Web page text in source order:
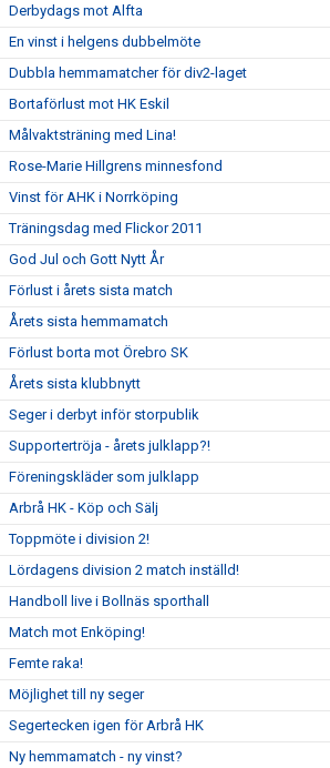
Derbydags mot Alfta
En vinst i helgens dubbelmöte
Dubbla hemmamatcher för div2-laget
Bortaförlust mot HK Eskil
Målvaktsträning med Lina!
Rose-Marie Hillgrens minnesfond
Vinst för AHK i Norrköping
Träningsdag med Flickor 2011
God Jul och Gott Nytt År
Förlust i årets sista match
Årets sista hemmamatch
Förlust borta mot Örebro SK
Årets sista klubbnytt
Seger i derbyt inför storpublik
Supportertröja - årets julklapp?!
Föreningskläder som julklapp
Arbrå HK - Köp och Sälj
Toppmöte i division 2!
Lördagens division 2 match inställd!
Handboll live i Bollnäs sporthall
Match mot Enköping!
Femte raka!
Möjlighet till ny seger
Segertecken igen för Arbrå HK
Ny hemmamatch - ny vinst?